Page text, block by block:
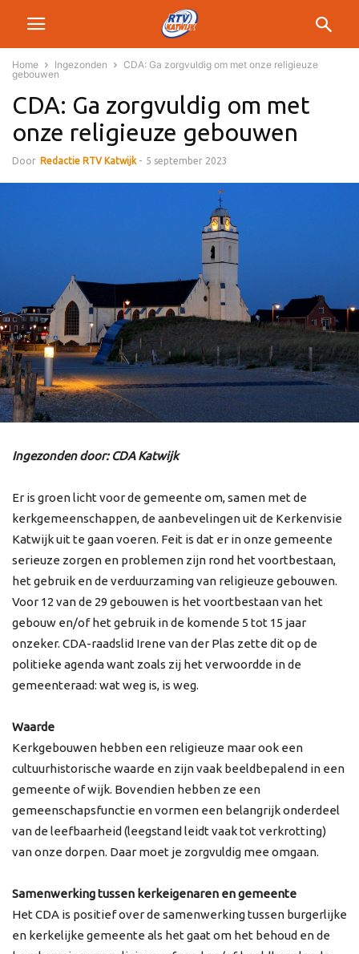
Home Ingezonden
CDA: Ga zorgvuldig om met onze religieuze
gebouwen
CDA: Ga zorgvuldig om met
onze religieuze gebouwen
Door Redactie RTV Katwijk - 5 september 2023
Ingezonden door: CDA Katwijk
Er is groen licht voor de gemeente om, samen met de
kerkgemeenschappen, de aanbevelingen uit de Kerkenvisie
Katwijk uit te gaan voeren. Feit is dat er in onze gemeente
serieuze zorgen en problemen zijn rond het voortbestaan,
het gebruik en de verduurzaming van religieuze gebouwen.
Voor 12 van de 29 gebouwen is het voortbestaan van het
gebouw en/of het gebruik in de komende 5 tot 15 jaar
onzeker. CDA-raadslid Irene van der Plas zette dit op de
politieke agenda want zoals zij het verwoordde in de
gemeenteraad: wat weg is, is weg.
Waarde
Kerkgebouwen hebben een religieuze maar ook een
cultuurhistorische waarde en zijn vaak beeldbepalend in een
gemeente of wijk. Bovendien hebben ze een
gemeenschapsfunctie en vormen een belangrijk onderdeel
van de leefbaarheid (leegstand leidt vaak tot verkrotting)
van onze dorpen. Daar moet je zorgvuldig mee omgaan.
Samenwerking tussen kerkeigenaren en gemeente
Het CDA is positief over de samenwerking tussen burgerlijke
en kerkelijke gemeente als het gaat om het behoud en de